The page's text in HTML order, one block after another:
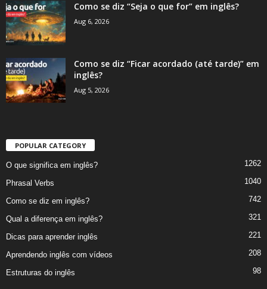
Como se diz “Seja o que for” em inglês?
Aug 6, 2026
Como se diz “Ficar acordado (até tarde)” em
inglês?
Aug 5, 2026
POPULAR CATEGORY
O que significa em inglês? 1262
Phrasal Verbs 1040
Como se diz em inglês? 742
Qual a diferença em inglês? 321
Dicas para aprender inglês 221
Aprendendo inglês com vídeos 208
Estruturas do inglês 98